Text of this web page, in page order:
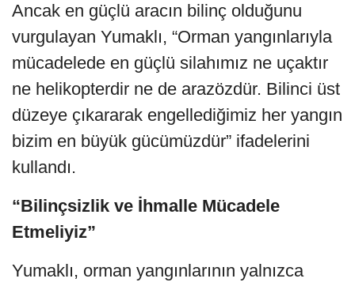
Ancak en güçlü aracın bilinç olduğunu
vurgulayan Yumaklı, “Orman yangınlarıyla
mücadelede en güçlü silahımız ne uçaktır
ne helikopterdir ne de arazözdür. Bilinci üst
düzeye çıkararak engellediğimiz her yangın
bizim en büyük gücümüzdür” ifadelerini
kullandı.
“Bilinçsizlik ve İhmalle Mücadele
Etmeliyiz”
Yumaklı, orman yangınlarının yalnızca